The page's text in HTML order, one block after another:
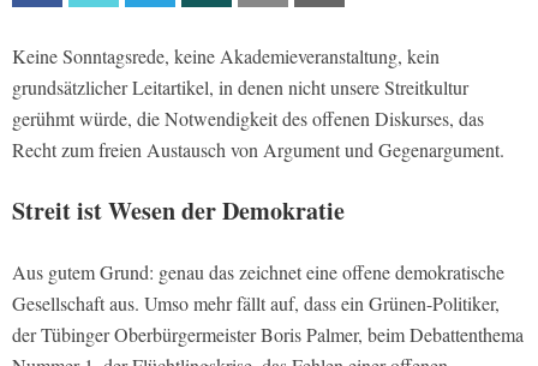
Keine Sonntagsrede, keine Akademieveranstaltung, kein
grundsätzlicher Leitartikel, in denen nicht unsere Streitkultur
gerühmt würde, die Notwendigkeit des offenen Diskurses, das
Recht zum freien Austausch von Argument und Gegenargument.
Streit ist Wesen der Demokratie
Aus gutem Grund: genau das zeichnet eine offene demokratische
Gesellschaft aus. Umso mehr fällt auf, dass ein Grünen-Politiker,
der Tübinger Oberbürgermeister Boris Palmer, beim Debattenthema